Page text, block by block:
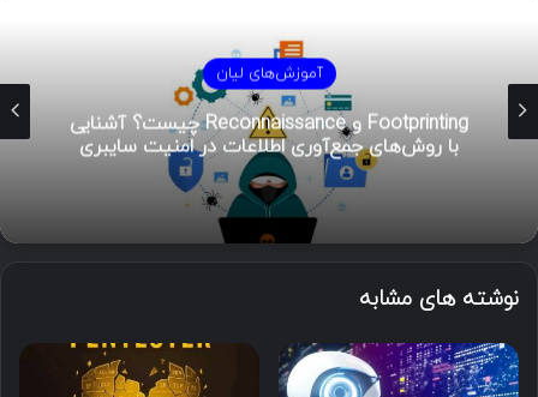
آموزش‌های لیان
هوش تهدیدات سایبری (CTI)؛ راهنمای جامع از
تحلیل تا مدیریت رخداد
نوشته های مشابه